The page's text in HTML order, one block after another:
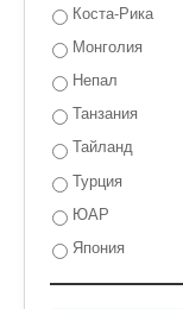
Коста-Рика
Монголия
Непал
Танзания
Тайланд
Турция
ЮАР
Япония